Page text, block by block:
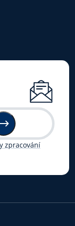
zpracování